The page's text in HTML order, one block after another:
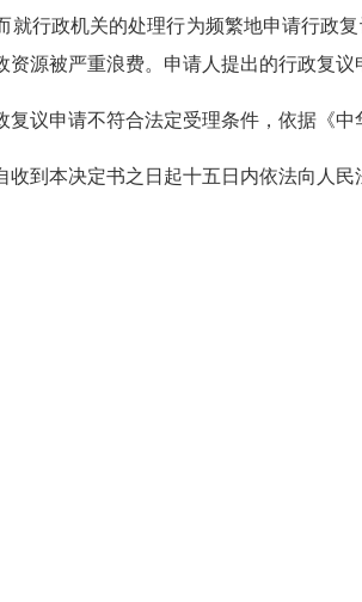
就行政机关的处理行为频繁地申请行政
源被严重浪费。申请人提出的行政复
申请不符合法定受理条件，依据《中
本决定书之日起十五日内依法向人民